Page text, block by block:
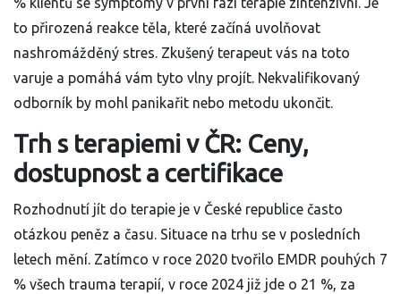
to přirozená reakce těla, které začíná uvolňovat
nashromážděný stres. Zkušený terapeut vás na toto
varuje a pomáhá vám tyto vlny projít. Nekvalifikovaný
odborník by mohl panikařit nebo metodu ukončit.
Trh s terapiemi v ČR: Ceny,
dostupnost a certifikace
Rozhodnutí jít do terapie je v České republice často
otázkou peněz a času. Situace na trhu se v posledních
letech mění. Zatímco v roce 2020 tvořilo EMDR pouhých 7
% všech trauma terapií, v roce 2024 již jde o 21 %, za